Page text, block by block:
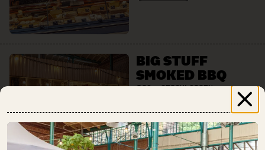
BIG STUFF
SMOKED BBQ
SO: GESCHLOSSEN
Gastronomie
Getränke